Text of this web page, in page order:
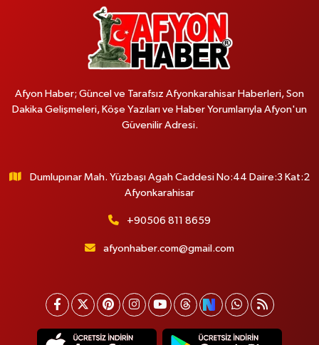
Afyon Haber; Güncel ve Tarafsız Afyonkarahisar Haberleri, Son
Dakika Gelişmeleri, Köşe Yazıları ve Haber Yorumlarıyla Afyon'un
Güvenilir Adresi.
Dumlupınar Mah. Yüzbaşı Agah Caddesi No:44 Daire:3 Kat:2
Afyonkarahisar
+90506 811 8659
afyonhaber.com@gmail.com